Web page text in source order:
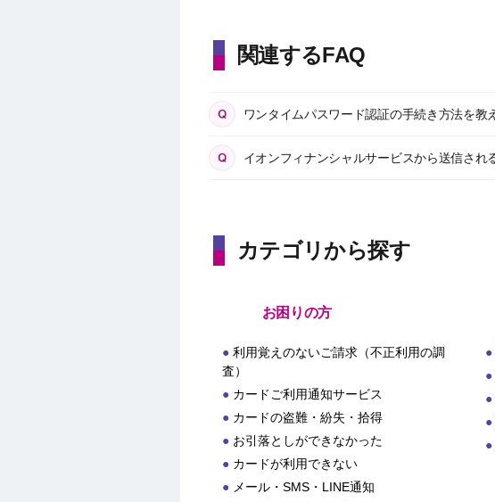
関連するFAQ
ワンタイムパスワード認証の手続き方法を教
イオンフィナンシャルサービスから送信され
カテゴリから探す
お困りの方
利用覚えのないご請求（不正利用の調
査）
カードご利用通知サービス
カードの盗難・紛失・拾得
お引落としができなかった
カードが利用できない
メール・SMS・LINE通知